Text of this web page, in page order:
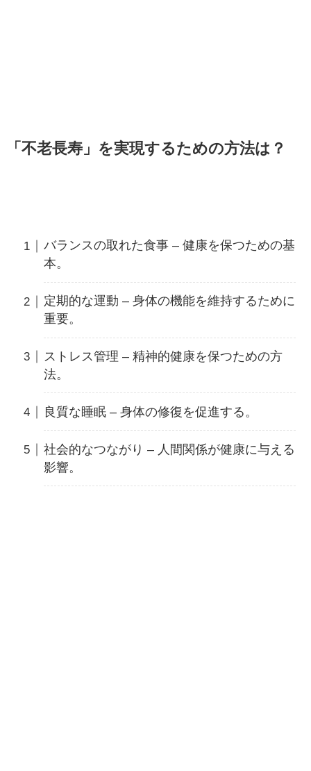
「不老長寿」を実現するための方法は？
バランスの取れた食事 – 健康を保つための基
本。
定期的な運動 – 身体の機能を維持するために
重要。
ストレス管理 – 精神的健康を保つための方
法。
良質な睡眠 – 身体の修復を促進する。
社会的なつながり – 人間関係が健康に与える
影響。